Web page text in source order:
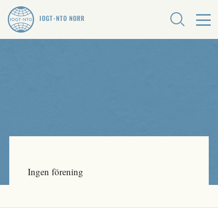
IOGT-NTO NORR
Ingen förening